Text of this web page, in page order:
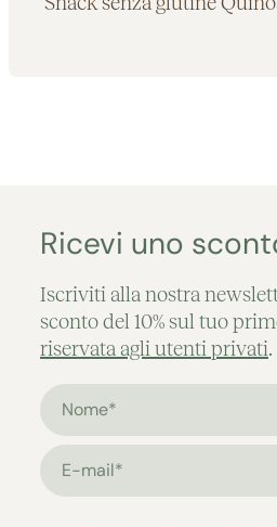
Ricevi uno
Iscriviti alla nostra
sconto del 10% sul tuo
riservata agli utenti privati.